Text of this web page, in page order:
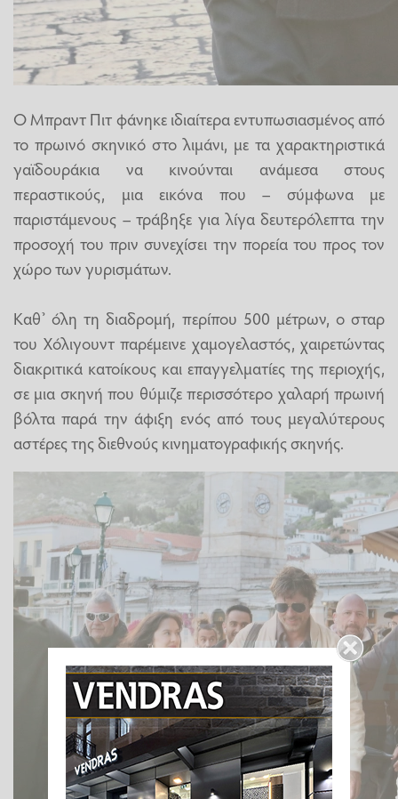
Ο Μπραντ Πιτ φάνηκε ιδιαίτερα εντυπωσιασμένος από
το πρωινό σκηνικό στο λιμάνι, με τα χαρακτηριστικά
γαϊδουράκια να κινούνται ανάμεσα στους
περαστικούς, μια εικόνα που – σύμφωνα με
παριστάμενους – τράβηξε για λίγα δευτερόλεπτα την
προσοχή του πριν συνεχίσει την πορεία του προς τον
χώρο των γυρισμάτων.
Καθ’ όλη τη διαδρομή, περίπου 500 μέτρων, ο σταρ
του Χόλιγουντ παρέμεινε χαμογελαστός, χαιρετώντας
διακριτικά κατοίκους και επαγγελματίες της περιοχής,
σε μια σκηνή που θύμιζε περισσότερο χαλαρή πρωινή
βόλτα παρά την άφιξη ενός από τους μεγαλύτερους
αστέρες της διεθνούς κινηματογραφικής σκηνής.